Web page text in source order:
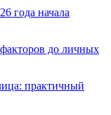
года начала
до личных
практичный